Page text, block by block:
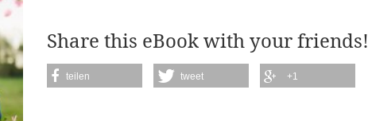
Share this eBook with your friends!
teilen tweet +1